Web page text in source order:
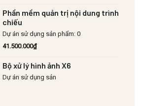
Phần mềm quản trị nội dung trình
chiếu
Dự án sử dụng sản phẩm: 0
41.500.000₫
Bộ xử lý hình ảnh X6
Dự án sử dụng sản